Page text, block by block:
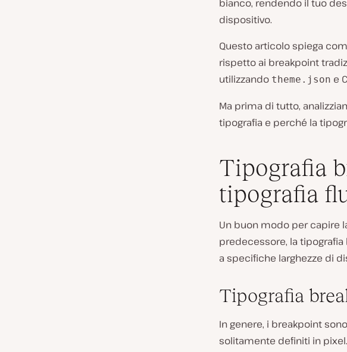
bianco, rendendo il tuo
dispositivo.
Questo articolo spiega
rispetto ai breakpoint
utilizzando theme.json e
Ma prima di tutto,
tipografia e perché la
Tipografia
tipografia
Un buon modo per capire
predecessore, la
a specifiche larghezze di
Tipografia
In genere, i breakpoint
solitamente definiti in